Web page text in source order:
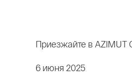
Приезжайте в AZIMUT
6 июня 2025